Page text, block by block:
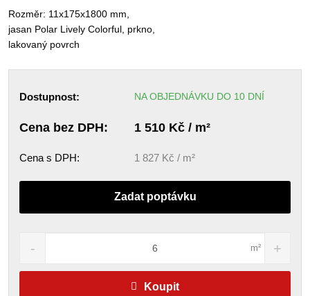
Rozměr: 11x175x1800 mm,
jasan Polar Lively Colorful, prkno,
lakovaný povrch
Dostupnost: NA OBJEDNÁVKU DO 10 DNÍ
1 510 Kč / m²
Cena bez DPH:
1 827 Kč / m²
Cena s DPH:
Zadat poptávku
m²
Koupit